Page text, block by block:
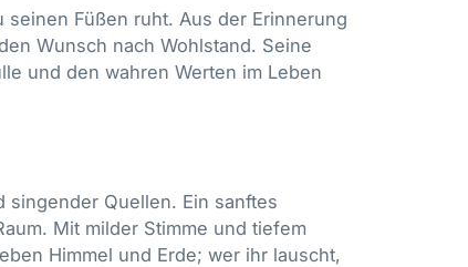
Füßen ruht. Aus der Erinnerung
Wunsch nach Wohlstand. Seine
und den wahren Werten im Leben
Quellen. Ein sanftes
Mit milder Stimme und tiefem
Himmel und Erde; wer ihr lauscht,